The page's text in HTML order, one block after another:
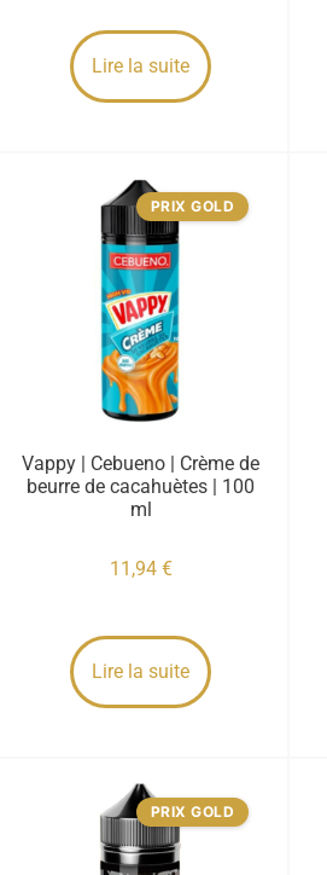
Lire la suite
PRIX GOLD
Vappy | Cebueno | Crème de
beurre de cacahuètes | 100
ml
11,94 €
Lire la suite
PRIX GOLD